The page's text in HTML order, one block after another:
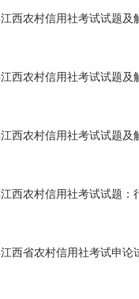
西农村信用社考试试题及
西农村信用社考试试题及
西农村信用社考试试题及
西农村信用社考试试题：
西省农村信用社考试申论